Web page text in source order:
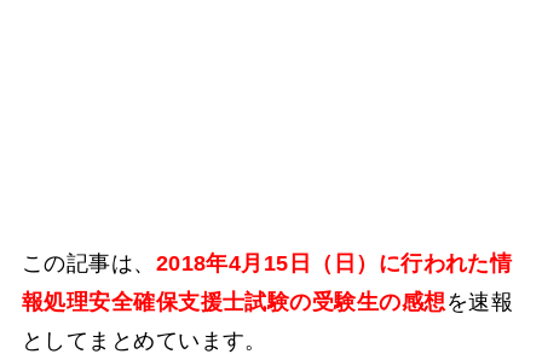
この記事は、 2018年4月15日（日）に行われた情
報処理安全確保支援士試験の受験生の感想を速報
としてまとめています。